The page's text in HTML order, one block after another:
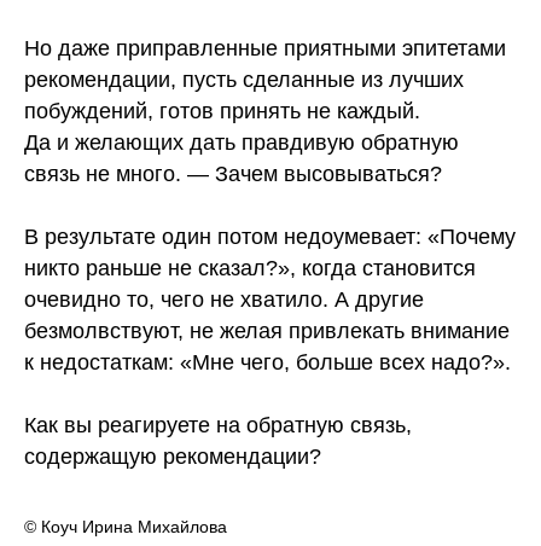
Но даже приправленные приятными эпитетами
рекомендации, пусть сделанные из лучших
побуждений, готов принять не каждый.
Да и желающих дать правдивую обратную
связь не много. — Зачем высовываться?
В результате один потом недоумевает: «Почему
никто раньше не сказал?», когда становится
очевидно то, чего не хватило. А другие
безмолвствуют, не желая привлекать внимание
к недостаткам: «Мне чего, больше всех надо?».
Как вы реагируете на обратную связь,
содержащую рекомендации?
© Коуч Ирина Михайлова